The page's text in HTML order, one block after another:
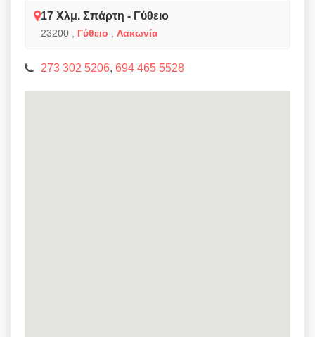
17 Χλμ. Σπάρτη - Γύθειο
23200 Γύθειο Λακωνία
273 302 5206, 694 465 5528